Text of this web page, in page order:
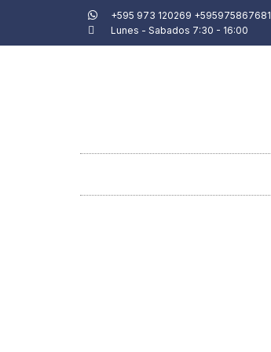
+595 973 120269 +595975867681
Lunes - Sabados 7:30 - 16:00